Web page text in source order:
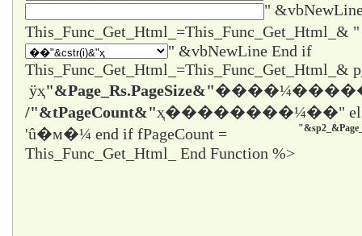
"
" &vbNewLine End if
This_Func_Get_Html_=This_Func_Get_Html_&
ÿҳ"&Page_Rs.PageSize&"
/"&tPageCount&"ҳ��������¼��"
'û�м�¼ end if fPageCount =
This_Func_Get_Html_ End Function %>